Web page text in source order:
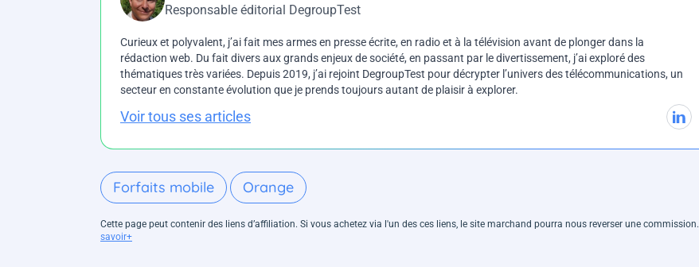
Responsable éditorial DegroupTest
Curieux et polyvalent, j’ai fait mes armes en presse écrite, en radio et à la télévision avant de plonger dans la
rédaction web. Du fait divers aux grands enjeux de société, en passant par le divertissement, j’ai exploré des
thématiques très variées. Depuis 2019, j’ai rejoint DegroupTest pour décrypter l’univers des télécommunications, un
secteur en constante évolution que je prends toujours autant de plaisir à explorer.
Voir tous ses articles
Forfaits mobile Orange
Cette page peut contenir des liens d’affiliation. Si vous achetez via l'un des ces liens, le site marchand pourra nous reverser une commission.
savoir+